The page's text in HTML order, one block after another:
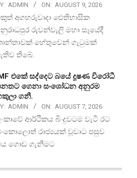
ADMIN ON: AUGUST 9, 2026
අගහරුවාදා ඓතිහාසික
රුවන්වැලි මහා සෑයේදී
හේතුවෙන් ගැටුමක්
තිබේ.
IMF එකේ සද්දෙට බයේ දූෂණ විරෝධී
ගෙනා සංශෝධන අනුරම
ගනී.
ADMIN ON: AUGUST 7, 2026
ආර්ථිකය බිංදුවටම වැටී රට
රාජ්‍යයක් වූවාට පසුව
ගොඩ ගැනීමට